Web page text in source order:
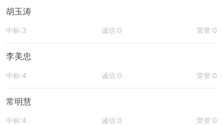
胡玉涛
中标:3 诚信:0 荣誉:0
李美忠
中标:4 诚信:0 荣誉:0
常明慧
中标:4 诚信:0 荣誉:0